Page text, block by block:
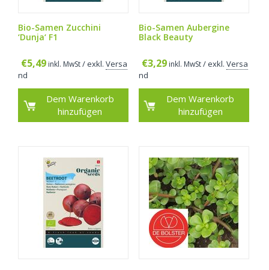
Bio-Samen Zucchini
‘Dunja‘ F1
€5,49 inkl. MwSt/ exkl. Versa
nd
Dem Warenkorb
hinzufügen
Bio-Samen Aubergine
Black Beauty
€3,29 inkl. MwSt / exkl. Versa
nd
Dem Warenkorb
hinzufügen